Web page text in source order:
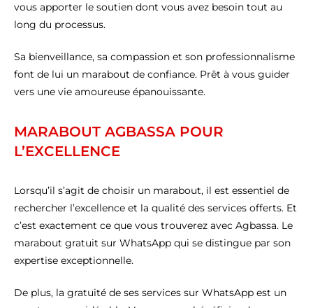
vous apporter le soutien dont vous avez besoin tout au
long du processus.
Sa bienveillance, sa compassion et son professionnalisme
font de lui un marabout de confiance. Prêt à vous guider
vers une vie amoureuse épanouissante.
MARABOUT AGBASSA POUR
L’EXCELLENCE
Lorsqu’il s’agit de choisir un marabout, il est essentiel de
rechercher l’excellence et la qualité des services offerts. Et
c’est exactement ce que vous trouverez avec Agbassa. Le
marabout gratuit sur WhatsApp qui se distingue par son
expertise exceptionnelle.
De plus, la gratuité de ses services sur WhatsApp est un